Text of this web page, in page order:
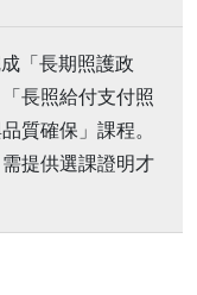
「長期照護政
長照給付支付照
質確保」課程。
提供選課證明才